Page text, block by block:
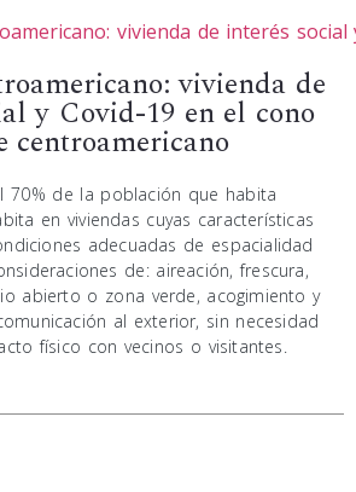
vivienda de
y Covid-19 en el cono
centroamericano
70% de la población que habita
en viviendas cuyas características
adecuadas de espacialidad
de: aireación, frescura,
abierto o zona verde, acogimiento y
al exterior, sin necesidad
físico con vecinos o visitantes.